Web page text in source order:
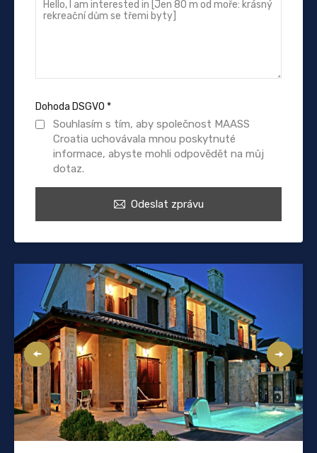
Dohoda DSGVO *
Souhlasím s tím, aby společnost MAASS
Croatia uchovávala mnou poskytnuté
informace, abyste mohli odpovědět na můj
dotaz.
Odeslat zprávu